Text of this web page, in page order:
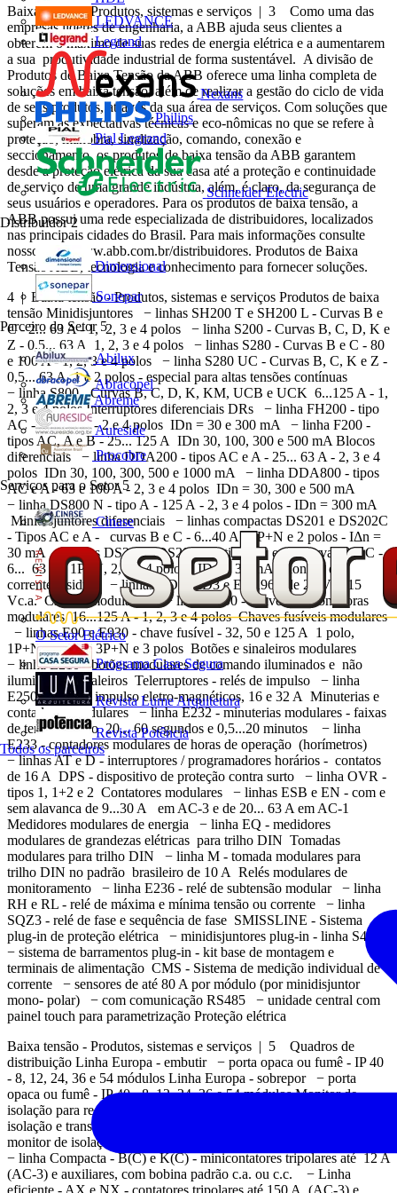
LEDVANCE
Legrand
Nexans
Philips
Pial Legrand
Schneider Electric
Distribuidor 2
Dimensional
Sonepar
Parceiro do Setor 5
Abilux
Abracopel
Abreme
Aureside
Procobre
Serviços para o Setor 5
Cinase
O Setor Elétrico
Programa Casa Segura
Revista Lume Arquitetura
Revista Potência
Todos os parceiros
Baixa tensão - Produtos, sistemas e serviços | 3 Como uma das
empresas líderes de engenharia, a ABB ajuda seus clientes a
obterem o máximo de suas redes de energia elétrica e a aumentarem
a sua produtividade industrial de forma sustentável. A divisão de
Produtos de Baixa Tensão da ABB oferece uma linha completa de
soluções em baixa tensão, além de realizar a gestão do ciclo de vida
de seus produtos, através da sua área de serviços. Com soluções que
superam as expectativas técnicas e eco-nômicas no que se refere à
proteção, manobra, sinalização, comando, conexão e
seccionamento, os produtos de baixa tensão da ABB garantem
desde a proteção elétrica da sua casa até a proteção e continuidade
de serviço de uma grande indústria, além, é claro, da segurança de
seus usuários e operadores. Para os produtos de baixa tensão, a
ABB possui uma rede especializada de distribuidores, localizados
nas principais cidades do Brasil. Para mais informações consulte
nosso site: www.abb.com.br/distribuidores. Produtos de Baixa
Tensão ABB, tecnologia e conhecimento para fornecer soluções.
4 | Baixa tensão - Produtos, sistemas e serviços Produtos de baixa
tensão Minidisjuntores − linhas SH200 T e SH200 L - Curvas B e
C - 2... 63 A - 1, 2, 3 e 4 polos − linha S200 - Curvas B, C, D, K e
Z - 0,5... 63 A 1, 2, 3 e 4 polos − linhas S280 - Curvas B e C - 80
e 100 A - 1, 2, 3 e 4 polos − linha S280 UC - Curvas B, C, K e Z -
0,5... 63 A 1 e 2 polos - especial para altas tensões contínuas
− linha S800 - Curvas B, C, D, K, KM, UCB e UCK 6...125 A - 1,
2, 3 e 4 polos Interruptores diferenciais DRs − linha FH200 - tipo
AC - 25...63 A - 2 e 4 polos IDn = 30 e 300 mA − linha F200 -
tipos AC, A e B - 25... 125 A IDn 30, 100, 300 e 500 mA Blocos
diferenciais − linha DDA200 - tipos AC e A - 25... 63 A - 2, 3 e 4
polos IDn 30, 100, 300, 500 e 1000 mA − linha DDA800 - tipos
AC e A - 63 e 100 A - 2, 3 e 4 polos IDn = 30, 300 e 500 mA
− linha DS800 N - tipo A - 125 A - 2, 3 e 4 polos - IDn = 300 mA
Minidisjuntores diferenciais − linhas compactas DS201 e DS202C
- Tipos AC e A - curvas B e C - 6...40 A - 1P+N e 2 polos - IΔn =
30 mA − linhas DS200 e DS200 M - tipo AC e A - curvas B e C -
6... 63 A - 1P+N, 2, 3 e 4 polos - IDn = 30 mA Monitor de
corrente residual − linhas RD2, RD3 e ELR96 - de 24 V...415
Vc.a. Chaves modulares − linha E200 - chaves seccionadoras
modulares 16...125 A - 1, 2, 3 e 4 polos Chaves fusíveis modulares
− linhas E90 e E930 - chave fusível - 32, 50 e 125 A 1 polo,
1P+N, 2 polos, 3P+N e 3 polos Botões e sinaleiros modulares
− linha E210 - botões modulares de comando iluminados e não
iluminados, sinaleiros Telerruptores - relés de impulso − linha
E250 - relés de impulso eletro-magnéticos, 16 e 32 A Minuterias e
contadores modulares − linha E232 - minuterias modulares - faixas
de temporização 20... 60 segundos e 0,5...20 minutos − linha
E233 - contadores modulares de horas de operação (horímetros)
− linhas AT e D - interruptores / programadores horários - contatos
de 16 A DPS - dispositivo de proteção contra surto − linha OVR -
tipos 1, 1+2 e 2 Contatores modulares − linhas ESB e EN - com e
sem alavanca de 9...30 A em AC-3 e de 20... 63 A em AC-1
Medidores modulares de energia − linha EQ - medidores
modulares de grandezas elétricas para trilho DIN Tomadas
modulares para trilho DIN − linha M - tomada modulares para
trilho DIN no padrão brasileiro de 10 A Relés modulares de
monitoramento − linha E236 - relé de subtensão modular − linha
RH e RL - relé de máxima e mínima tensão ou corrente − linha
SQZ3 - relé de fase e sequência de fase SMISSLINE - Sistema
plug-in de proteção elétrica − minidisjuntores plug-in - linha S400
− sistema de barramentos plug-in - kit base de montagem e
terminais de alimentação CMS - Sistema de medição individual de
corrente − sensores de até 80 A por módulo (por minidisjuntor
mono- polar) − com comunicação RS485 − unidade central com
painel touch para parametrização Proteção elétrica
Baixa tensão - Produtos, sistemas e serviços | 5 Quadros de
distribuição Linha Europa - embutir − porta opaca ou fumê - IP 40
- 8, 12, 24, 36 e 54 módulos Linha Europa - sobrepor − porta
opaca ou fumê - IP 40 - 8, 12, 24, 36 e 54 módulos Monitor de
isolação para redes IT Contatores − linha Isoltester - monitor de
isolação e transformação para sistemas IT médicos − inha ISL -
monitor de isolação e transformação para siste- mas IT industriais
− linha Compacta - B(C) e K(C) - minicontatores tripolares até 12 A
(AC-3) e auxiliares, com bobina padrão c.a. ou c.c. − Linha